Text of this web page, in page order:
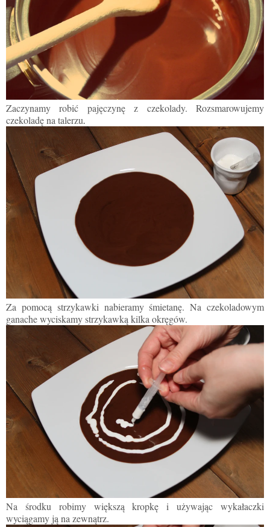
Zaczynamy robić pajęczynęz czekolady. Rozsmarowujemy
czekoladę na talerzu.
Za pomocą strzykawki nabieramy śmietanę. Na czekoladowym
ganache wyciskamy strzykawką kilka okręgów.
Na środku robimy większą kropkę i używając wykałaczki
wyciągamy ją na zewnątrz.